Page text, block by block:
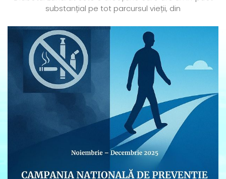
substanțial pe tot parcursul vieții, din